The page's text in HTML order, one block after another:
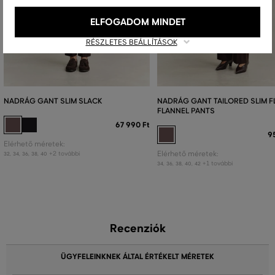
NADRÁG GANT SLIM SLACK
67 990 Ft
Elérhető méretek:
32 34 36 38 40 +2 további
NADRÁG GANT TAILORED SLIM
FLANNEL PANTS
Elérhető méretek:
34 36 38 40 42 +1 további
Recenziók
ÜGYFELEINKNEK ÁLTAL ÉRTÉKELT MÉRETEK
RÉSZLETES BEÁLLÍTÁSOK
ELFOGADOM MINDET